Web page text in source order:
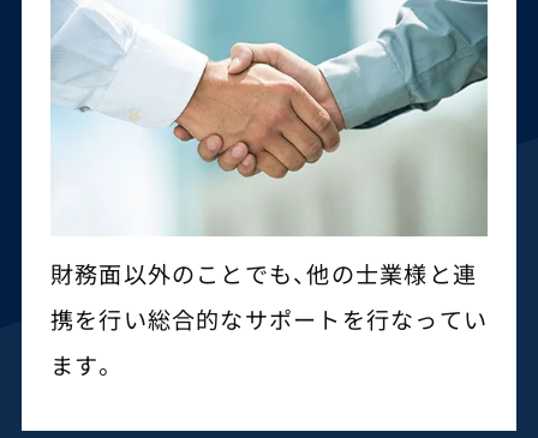
財務面以外のことでも、他の士業様と連
携を行い総合的なサポートを行なってい
ます。